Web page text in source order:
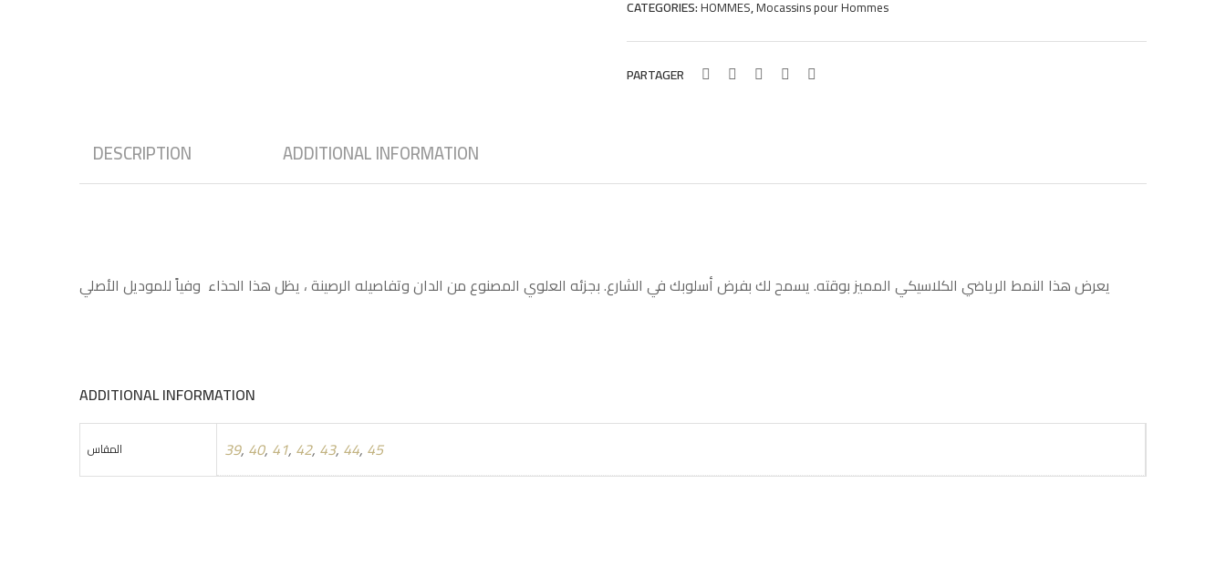
quantity
CATEGORIES: HOMMES,Mocassins pour Hommes
PARTAGER
DESCRIPTION ADDITIONAL INFORMATION
يعرض هذا النمط الرياضي الكلاسيكي المميز بوقته. يسمح لك بفرض أسلوبك في الشارع. بجزئه العلوي المصنوع من الدان وتفاصيله الرصينة ، يظل هذا الحذاء وفياً للموديل الأصلي
ADDITIONAL INFORMATION
المقاس 39, 40, 41, 42, 43, 44, 45